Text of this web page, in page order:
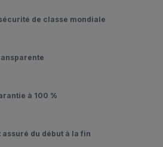
de classe mondiale
à 100 %
du début à la fin